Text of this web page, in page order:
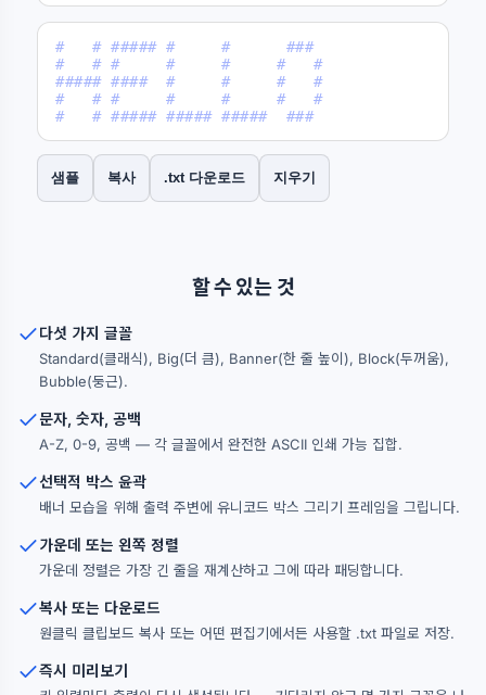
#   # ##### #     #      ###
#   # #     #     #     #   #
##### ####  #     #     #   #
#   # #     #     #     #   #
#   # ##### ##### #####  ###
샘플 복사 .txt 다운로드 지우기
할 수 있는 것
다섯 가지 글꼴
Standard(클래식), Big(더 큼), Banner(한 줄 높이), Block(두꺼움),
Bubble(둥근).
문자, 숫자, 공백
A-Z, 0-9, 공백 — 각 글꼴에서 완전한 ASCII 인쇄 가능 집합.
선택적 박스 윤곽
배너 모습을 위해 출력 주변에 유니코드 박스 그리기 프레임을 그립니다.
가운데 또는 왼쪽 정렬
가운데 정렬은 가장 긴 줄을 재계산하고 그에 따라 패딩합니다.
복사 또는 다운로드
원클릭 클립보드 복사 또는 어떤 편집기에서든 사용할 .txt 파일로 저장.
즉시 미리보기